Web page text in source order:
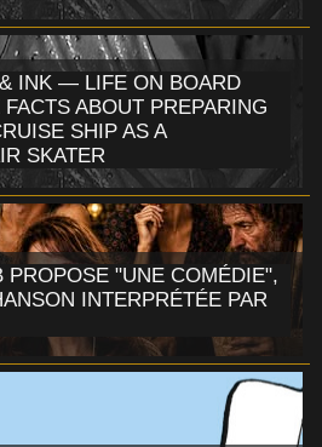
INK — LIFE ON BOARD
ABOUT PREPARING
SHIP AS A
SKATER
PROPOSE "UNE COMÉDIE",
INTERPRÉTÉE PAR